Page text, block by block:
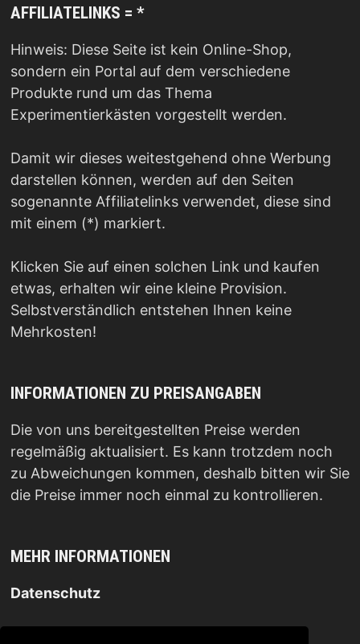
AFFILIATELINKS = *
Hinweis: Diese Seite ist kein Online-Shop,
sondern ein Portal auf dem verschiedene
Produkte rund um das Thema
Experimentierkästen vorgestellt werden.
Damit wir dieses weitestgehend ohne Werbung
darstellen können, werden auf den Seiten
sogenannte Affiliatelinks verwendet, diese sind
mit einem (*) markiert.
Klicken Sie auf einen solchen Link und kaufen
etwas, erhalten wir eine kleine Provision.
Selbstverständlich entstehen Ihnen keine
Mehrkosten!
INFORMATIONEN ZU PREISANGABEN
Die von uns bereitgestellten Preise werden
regelmäßig aktualisiert. Es kann trotzdem noch
zu Abweichungen kommen, deshalb bitten wir Sie
die Preise immer noch einmal zu kontrollieren.
MEHR INFORMATIONEN
Datenschutz